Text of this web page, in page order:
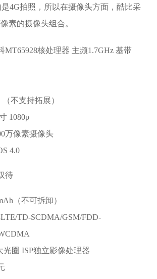
4G拍照，所以在摄像头方面，酷比采
素的摄像头组合。
MT65928核处理器 主频1.7GHz 基带
（不支持拓展）
1080p
万像素摄像头
4.0
待
（不可拆卸）
TD-SCDMA/GSM/FDD-
光圈 ISP独立影像处理器